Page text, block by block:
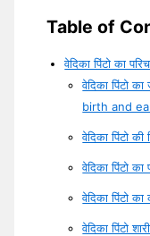
Table of
वेदिका पिंटो का
वेदिका पिंटो
birth and
वेदिका पिंटो
वेदिका पिंटो
वेदिका पिंटो
वेदिका पिंटो